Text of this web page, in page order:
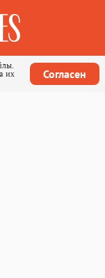
их
Согласен